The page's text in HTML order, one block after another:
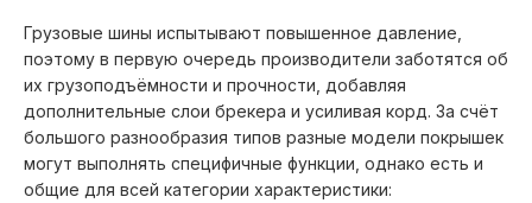
Грузовые шины испытывают повышенное давление,
поэтому в первую очередь производители заботятся об
их грузоподъёмности и прочности, добавляя
дополнительные слои брекера и усиливая корд. За счёт
большого разнообразия типов разные модели покрышек
могут выполнять специфичные функции, однако есть и
общие для всей категории характеристики: